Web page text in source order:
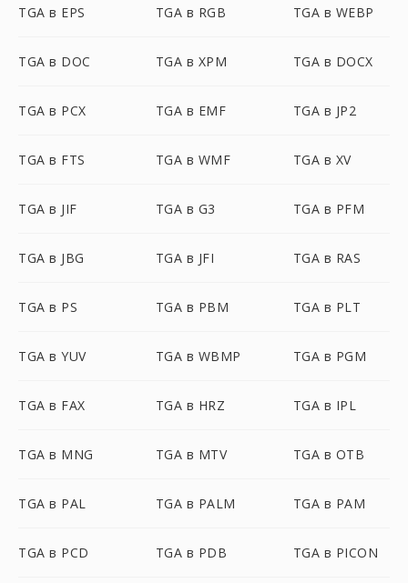
TGA в EPS TGA в RGB TGA в WEBP
TGA в DOC TGA в XPM TGA в DOCX
TGA в PCX TGA в EMF TGA в JP2
TGA в FTS TGA в WMF TGA в XV
TGA в JIF TGA в G3 TGA в PFM
TGA в JBG TGA в JFI TGA в RAS
TGA в PS TGA в PBM TGA в PLT
TGA в YUV TGA в WBMP TGA в PGM
TGA в FAX TGA в HRZ TGA в IPL
TGA в MNG TGA в MTV TGA в OTB
TGA в PAL TGA в PALM TGA в PAM
TGA в PCD TGA в PDB TGA в PICON